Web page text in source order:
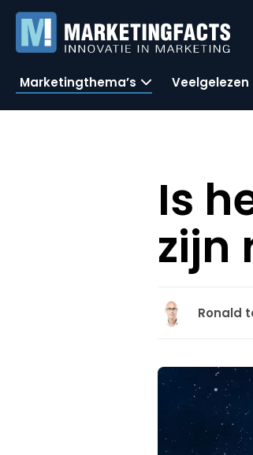
Marketingthema’s Veelgelezen
Is
zijn
Ronald